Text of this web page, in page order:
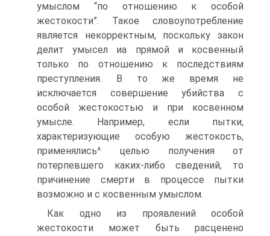
умыслом “по отношению к особой
жестокости”. Такое словоупотребление
является некорректным, поскольку закон
делит умысел иа прямой и косвенный
только по отношению к последствиям
преступления. В то же время не
исключается совершение убийства с
особой жестокостью и при косвенном
умысле. Например, если пытки,
характеризующие особую жестокость,
применялись^ целью получения от
потерпевшего каких-либо сведений, то
причинение смерти в процессе пытки
возможно и с косвенным умыслом.
Как одно из проявлений особой
жестокости может быть расценено